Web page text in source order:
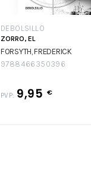
DEBOLS!LLO
ZORRO, EL
FORSYTH, FREDERICK
9788466350396
PVP: 9,95 €